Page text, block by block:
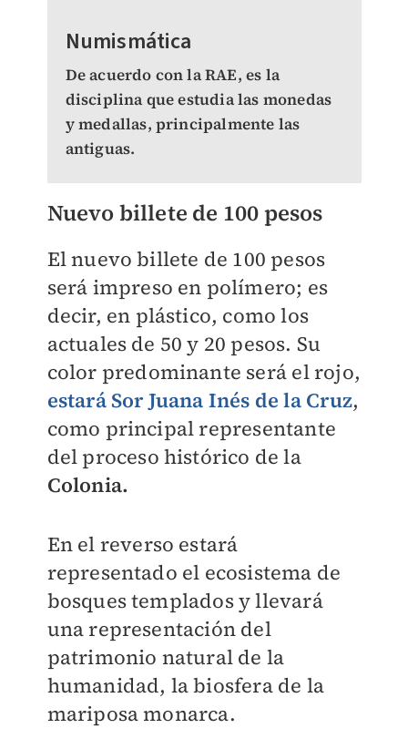
Numismática
De acuerdo con la RAE, es la
disciplina que estudia las monedas
y medallas, principalmente las
antiguas.
Nuevo billete de 100 pesos
El nuevo billete de 100 pesos
será impreso en polímero; es
decir, en plástico, como los
actuales de 50 y 20 pesos. Su
color predominante será el rojo,
estará Sor Juana Inés de la Cruz,
como principal representante
del proceso histórico de la
Colonia.
En el reverso estará
representado el ecosistema de
bosques templados y llevará
una representación del
patrimonio natural de la
humanidad, la biosfera de la
mariposa monarca.